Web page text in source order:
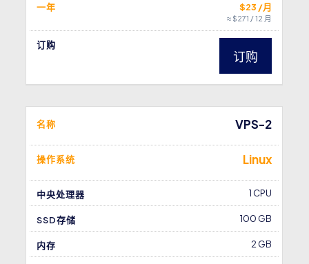
一年 $23 /月
≈ $271 / 12 月
订购
订购
名称 VPS-2
操作系统 Linux
中央处理器 1 CPU
SSD存储 100 GB
内存 2 GB